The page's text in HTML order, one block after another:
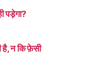
पड़ेगा?
न कि फ़ेसी